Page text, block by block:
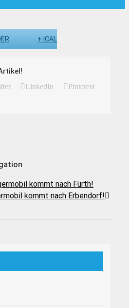
+ ICAL
LinkedIn
Pinterest
kommt nach Fürth!
kommt nach Erbendorf!